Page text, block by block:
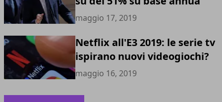
maggio 17, 2019
Netflix all'E3 2019: le serie tv
ispirano nuovi videogiochi?
maggio 16, 2019